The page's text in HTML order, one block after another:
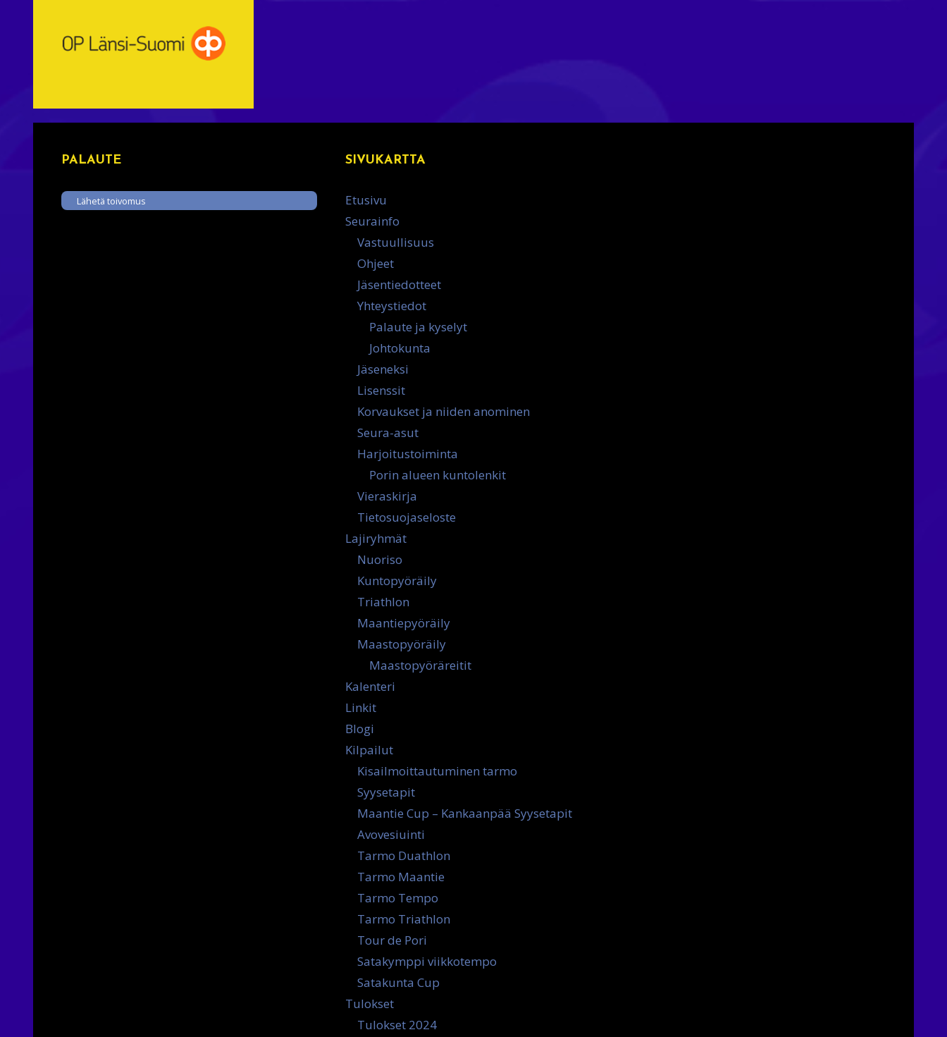
PALAUTE
Lähetä toivomus
SIVUKARTTA
Etusivu
Seurainfo
Vastuullisuus
Ohjeet
Jäsentiedotteet
Yhteystiedot
Palaute ja kyselyt
Johtokunta
Jäseneksi
Lisenssit
Korvaukset ja niiden anominen
Seura-asut
Harjoitustoiminta
Porin alueen kuntolenkit
Vieraskirja
Tietosuojaseloste
Lajiryhmät
Nuoriso
Kuntopyöräily
Triathlon
Maantiepyöräily
Maastopyöräily
Maastopyöräreitit
Kalenteri
Linkit
Blogi
Kilpailut
Kisailmoittautuminen tarmo
Syysetapit
Maantie Cup – Kankaanpää Syysetapit
Avovesiuinti
Tarmo Duathlon
Tarmo Maantie
Tarmo Tempo
Tarmo Triathlon
Tour de Pori
Satakymppi viikkotempo
Satakunta Cup
Tulokset
Tulokset 2024